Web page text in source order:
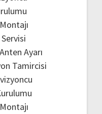
Ayarı
Tamircisi